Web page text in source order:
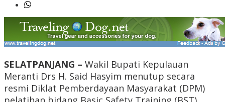
SELATPANJANG – Wakil Bupati Kepulauan
Meranti Drs H. Said Hasyim menutup secara
resmi Diklat Pemberdayaan Masyarakat (DPM)